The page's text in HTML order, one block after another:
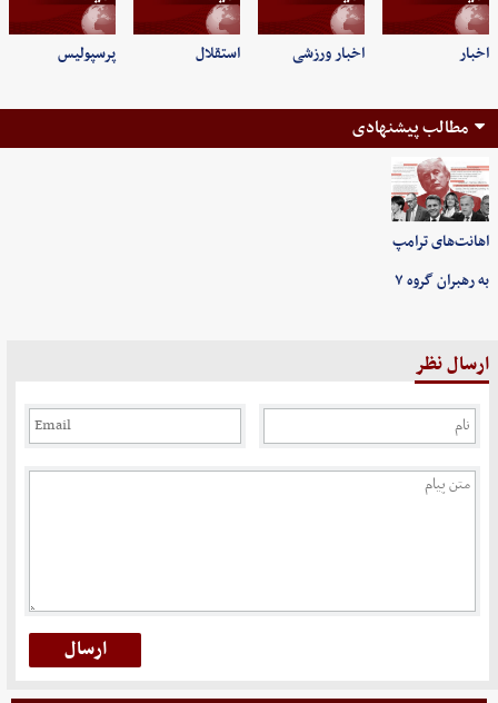
اخبار اخبار ورزشی استقلال پرسپولیس
مطالب پیشنهادی
اهانت‌های ترامپ
به رهبران گروه ۷
ارسال نظر